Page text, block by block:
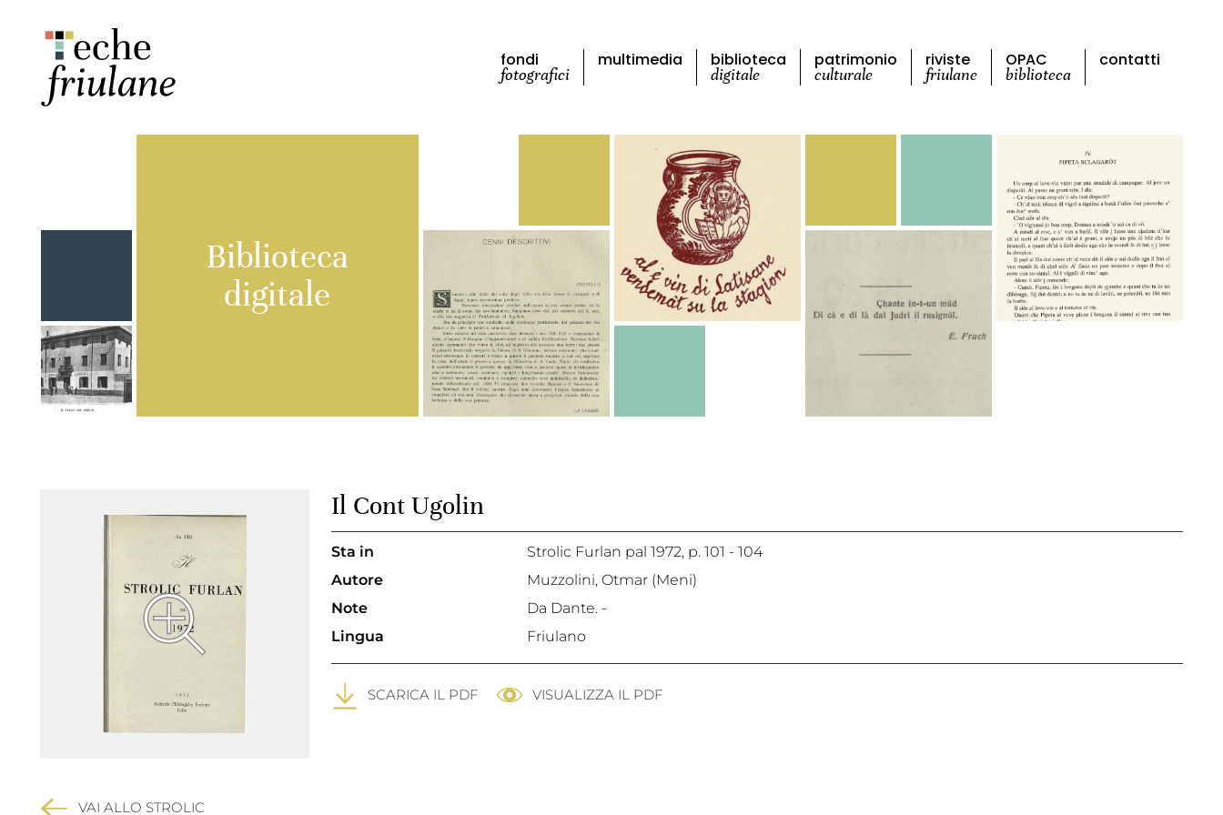
fondi
fotografici
multimedia biblioteca
digitale
patrimonio
culturale
riviste
friulane
OPAC
biblioteca
contatti
Biblioteca
digitale
VAI ALLO STROLIC
Il Cont Ugolin
Sta in Strolic Furlan pal 1972, p. 101 - 104
Autore
Muzzolini, Otmar (Meni)
Note
Da Dante. -
Lingua
Friulano
SCARICA IL PDF VISUALIZZA IL PDF